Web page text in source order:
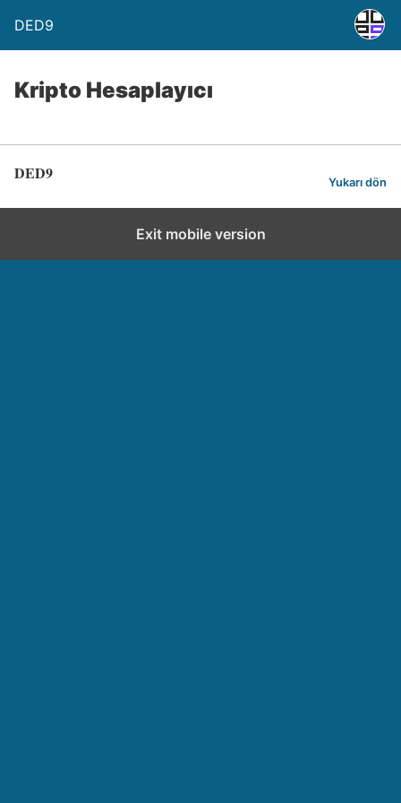
DED9
Kripto Hesaplayıcı
DED9 Yukarı dön
Exit mobile version